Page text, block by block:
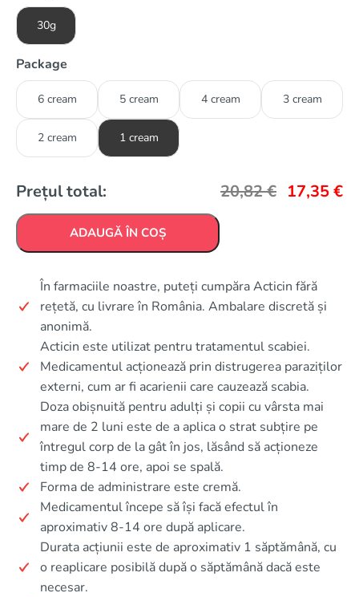
30g
Package
6 cream 5 cream 4 cream 3 cream
2 cream 1 cream
Prețul total: 20,82€ 17,35€
ADAUGĂ ÎN COȘ
În farmaciile noastre, puteți cumpăra Acticin fără
rețetă, cu livrare în România. Ambalare discretă și
anonimă.
Acticin este utilizat pentru tratamentul scabiei.
Medicamentul acționează prin distrugerea paraziților
externi, cum ar fi acarienii care cauzează scabia.
Doza obișnuită pentru adulți și copii cu vârsta mai
mare de 2 luni este de a aplica o strat subțire pe
întregul corp de la gât în jos, lăsând să acționeze
timp de 8-14 ore, apoi se spală.
Forma de administrare este cremă.
Medicamentul începe să își facă efectul în
aproximativ 8-14 ore după aplicare.
Durata acțiunii este de aproximativ 1 săptămână, cu
o reaplicare posibilă după o săptămână dacă este
necesar.